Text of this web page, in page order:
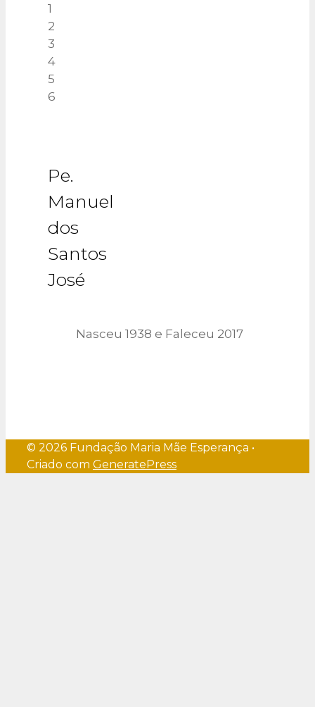
1
2
3
4
5
6
Pe.
Manuel
dos
Santos
José
Nasceu 1938 e Faleceu 2017
© 2026 Fundação Maria Mãe Esperança •
Criado com GeneratePress